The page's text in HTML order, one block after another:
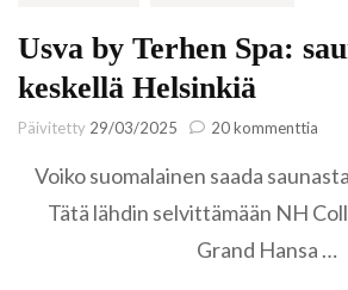
Usva by Terhen Spa:
keskellä Helsinkiä
Päivitetty 29/03/2025 20 kommenttia
by
Spa:
Voiko suomalainen saada
Tätä lähdin selvittämään NH
Grand Hansa …